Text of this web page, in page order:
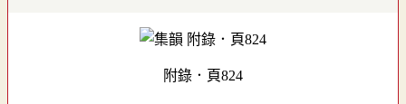
附錄．頁824